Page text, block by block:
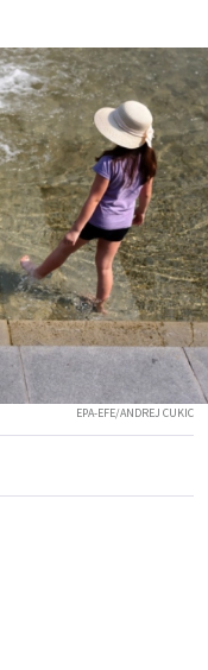
EPA-EFE/ANDREJ CUKIC